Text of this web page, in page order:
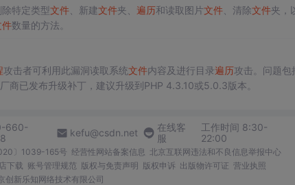
特定类型文件、新建文件夹、 遍历和读取图片文件、清除文件夹，
件数量的方法。
攻击者可利用此漏洞读取系统文件内容及进行目录遍历攻击。问题包
商已发布升级补丁，建议升级到PHP 4.3.10或5.0.3版本。
660-
kefu@csdn.net
在线客
服
工作时间 8:30-
22:00
〕1039-165号 经营性网站备案信息 北京互联网违法和不良信息举报中心
下载 账号管理规范 版权与免责声明 版权申诉 出版物许可证 营业执照
新乐知网络技术有限公司